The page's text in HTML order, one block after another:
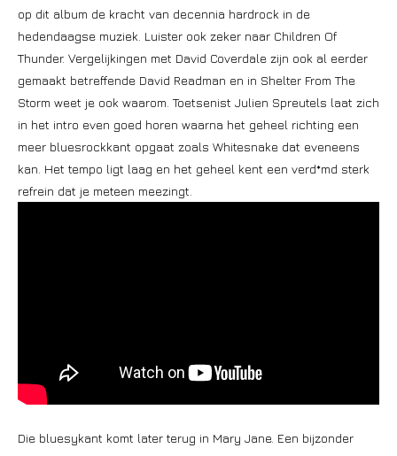
op dit album de kracht van decennia hardrock in de
hedendaagse muziek. Luister ook zeker naar Children Of
Thunder. Vergelijkingen met David Coverdale zijn ook al eerder
gemaakt betreffende David Readman en in Shelter From The
Storm weet je ook waarom. Toetsenist Julien Spreutels laat zich
in het intro even goed horen waarna het geheel richting een
meer bluesrockkant opgaat zoals Whitesnake dat eveneens
kan. Het tempo ligt laag en het geheel kent een verd*md sterk
refrein dat je meteen meezingt.
Die bluesykant komt later terug in Mary Jane. Een bijzonder